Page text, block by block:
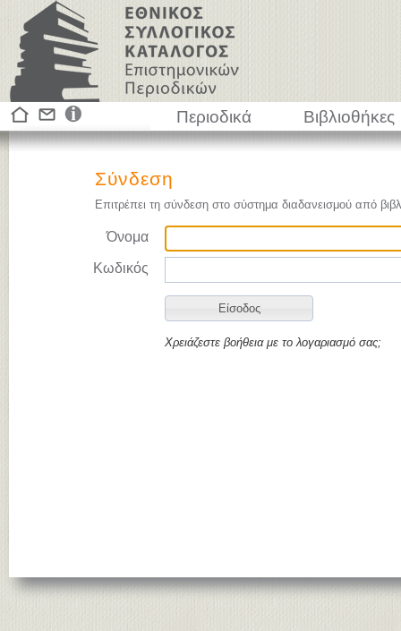
Περιοδικά Βιβλιοθήκες
Σύνδεση
Επιτρέπει τη σύνδεση στο σύστημα διαδανεισμού από
Όνομα
Κωδικός
Χρειάζεστε βοήθεια με το λογαριασμό σας;